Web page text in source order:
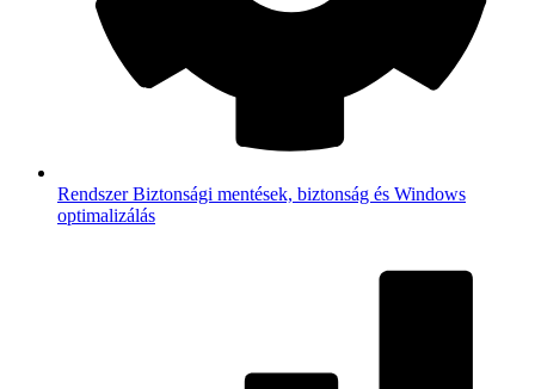
RendszerBiztonsági mentések, biztonság és Windows
optimalizálás